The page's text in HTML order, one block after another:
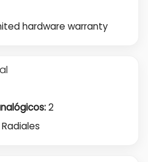
hardware warranty
2